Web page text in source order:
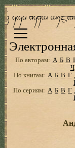
По авторам: А Б В
Ч
По книгам: А Б В Г
По сериям: А Б В Г